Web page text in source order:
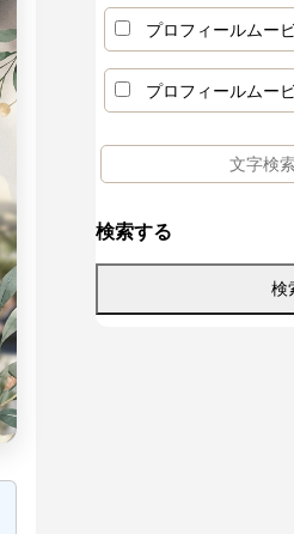
謝を伝えるBGM
トへ響く選曲
方・著作権・構
ーの面白いコメ
る文例と失敗し
ト集｜エピソー
ツ
メッセージ文例
別の書き方
するメリットと
プロフィールムー
プロフィールムー
検索する